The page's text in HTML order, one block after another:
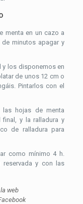
menta en un cazo a
minutos apagar y
los disponemos en
de unos 12 cm o
Pintarlos con el
hojas de menta
final, y la ralladura y
de ralladura para
como mínimo 4 h.
reservada y con las
web